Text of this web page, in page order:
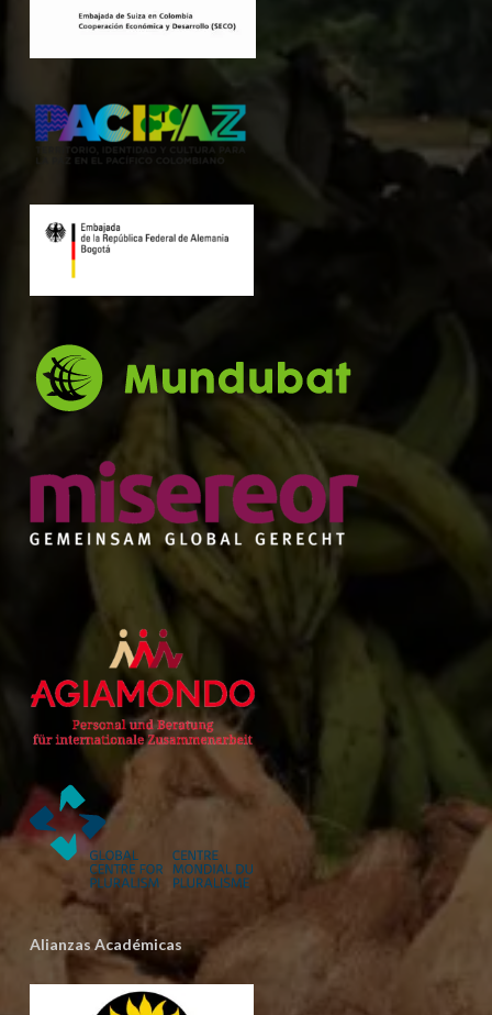
Alianzas Académicas